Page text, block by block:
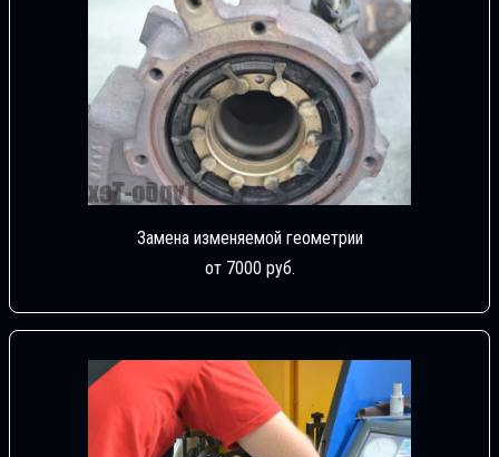
Замена изменяемой геометрии
от 7000 руб.